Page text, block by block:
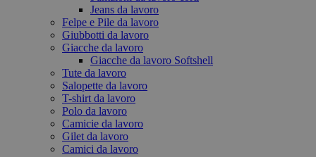
Jeans da lavoro
Felpe e Pile da lavoro
Giubbotti da lavoro
Giacche da lavoro
Giacche da lavoro Softshell
Tute da lavoro
Salopette da lavoro
T-shirt da lavoro
Polo da lavoro
Camicie da lavoro
Gilet da lavoro
Camici da lavoro